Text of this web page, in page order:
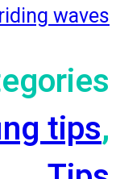
waves
tips,